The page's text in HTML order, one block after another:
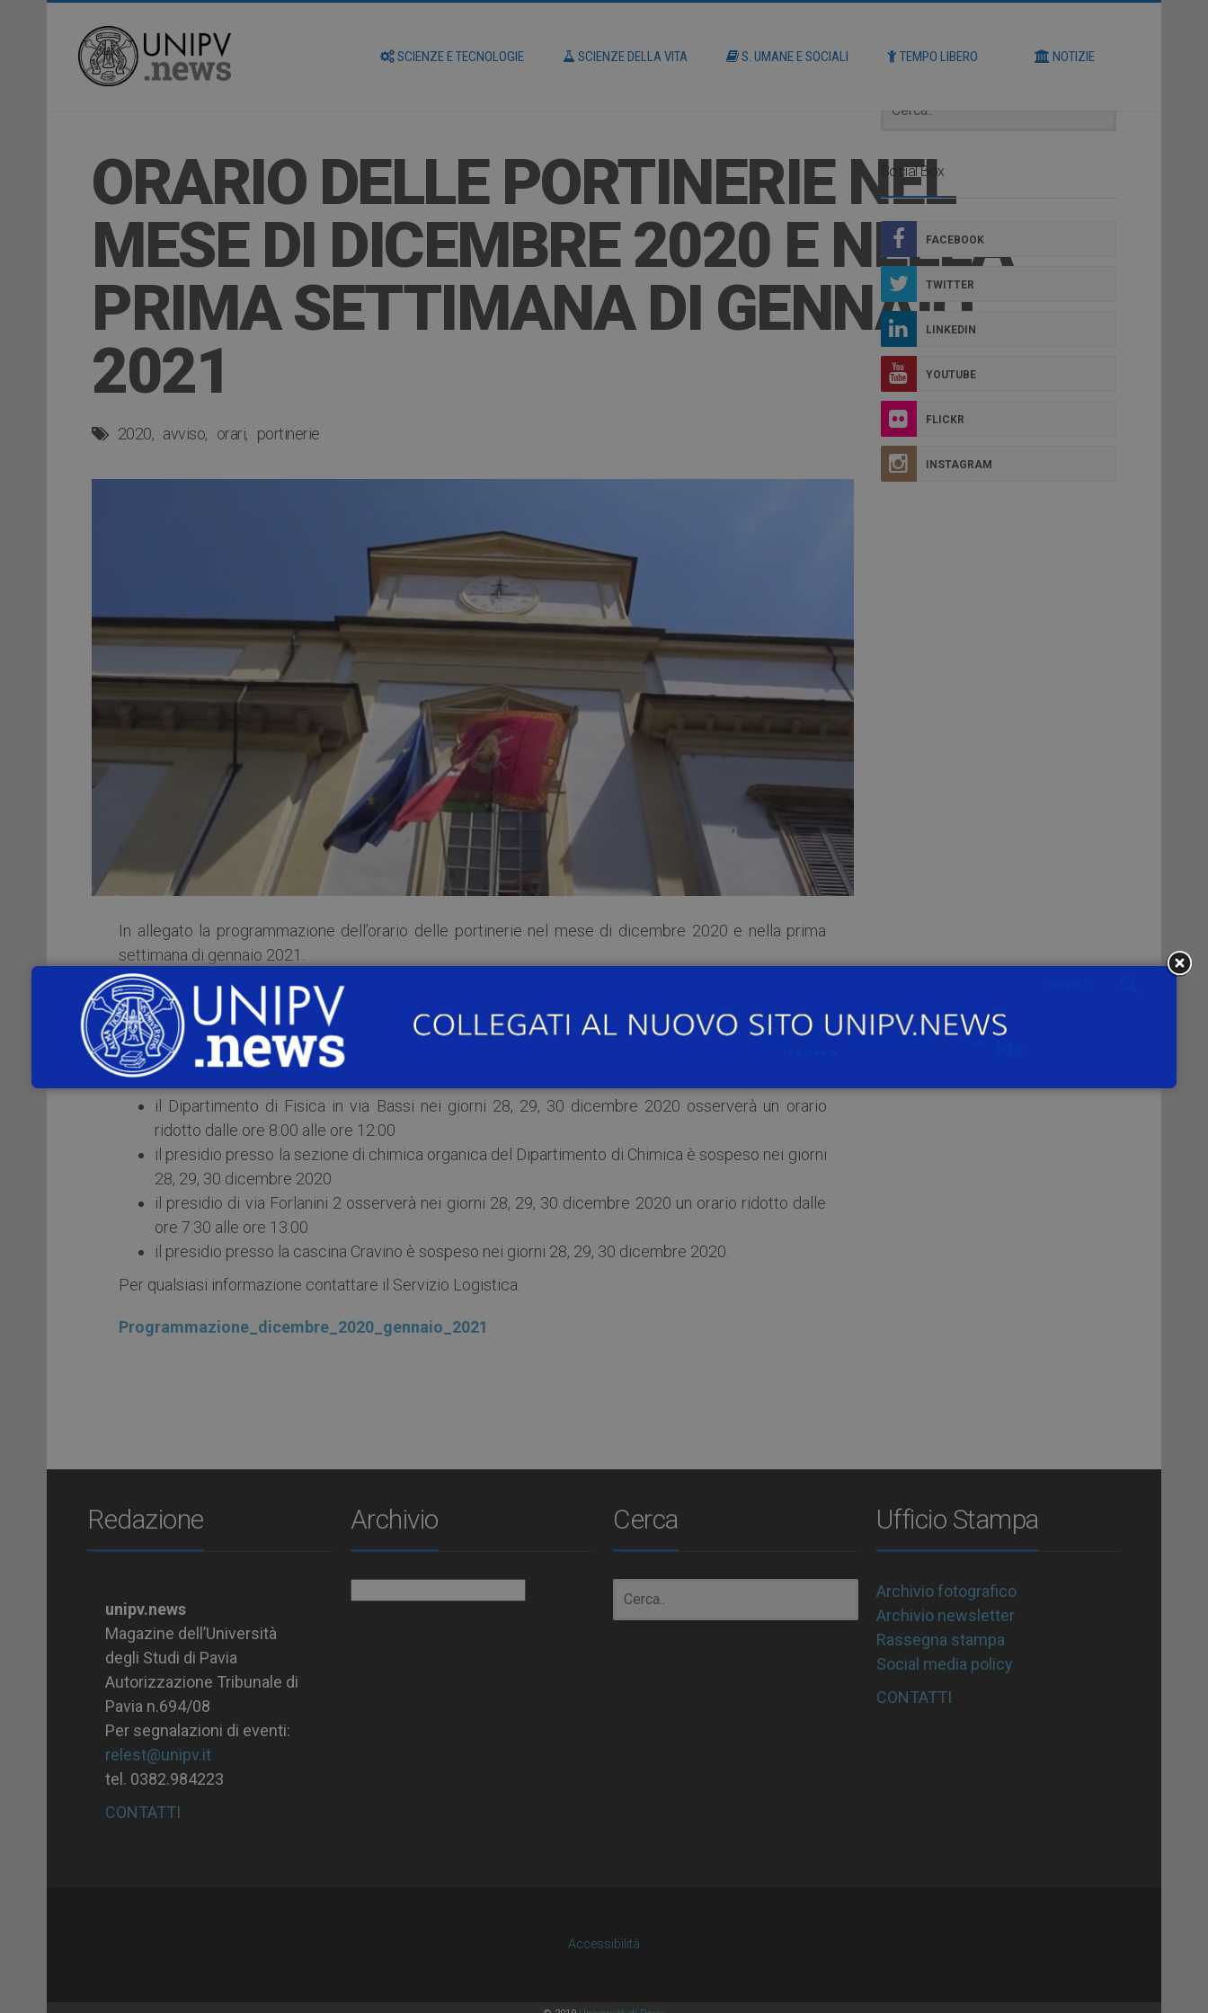
SCIENZE E TECNOLOGIE SCIENZE DELLA VITA S. UMANE E SOCIALI TEMPO LIBERO NOTIZIE
ORARIO DELLE PORTINERIE NEL
MESE DI DICEMBRE 2020 E NELLA
PRIMA SETTIMANA DI GENNAIO
2021
2020 avviso orari portinerie
In allegato la programmazione dell’orario delle portinerie nel mese di dicembre 2020 e nella prima
settimana di gennaio 2021.
Gli orari sono visibili all’indirizzo:https://web.unipv.it/portinerie/
Si precisa che, per le sedi di via Taramelli, via Bassi e via Forlanini in cui è attivo il servizio di
rilevazione della temperatura:
il Dipartimento di Fisica in via Bassi nei giorni 28, 29, 30 dicembre 2020 osserverà un orario
ridotto dalle ore 8:00 alle ore 12:00
il presidio presso la sezione di chimica organica del Dipartimento di Chimica è sospeso nei giorni
28, 29, 30 dicembre 2020
il presidio di via Forlanini 2 osserverà nei giorni 28, 29, 30 dicembre 2020 un orario ridotto dalle
ore 7:30 alle ore 13:00
il presidio presso la cascina Cravino è sospeso nei giorni 28, 29, 30 dicembre 2020.
Per qualsiasi informazione contattare il Servizio Logistica.
Programmazione_dicembre_2020_gennaio_2021
Social Box
FACEBOOK
TWITTER
LINKEDIN
YOUTUBE
FLICKR
INSTAGRAM
Redazione
unipv.news
Magazine dell’Università
degli Studi di Pavia
Autorizzazione Tribunale di
Pavia n.694/08
Per segnalazioni di eventi:
relest@unipv.it
tel. 0382.984223
CONTATTI
Archivio Cerca Ufficio Stampa
Archivio fotografico
Archivio newsletter
Rassegna stampa
Social media policy
CONTATTI
Accessibilità